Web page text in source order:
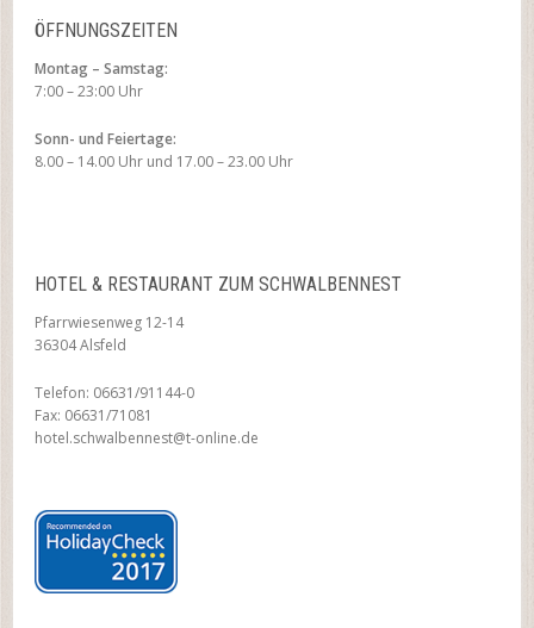
ÖFFNUNGSZEITEN
Montag – Samstag:
7:00 – 23:00 Uhr
Sonn- und Feiertage:
8.00 – 14.00 Uhr und 17.00 – 23.00 Uhr
HOTEL & RESTAURANT ZUM SCHWALBENNEST
Pfarrwiesenweg 12-14
36304 Alsfeld
Telefon: 06631/91144-0
Fax: 06631/71081
hotel.schwalbennest@t-online.de